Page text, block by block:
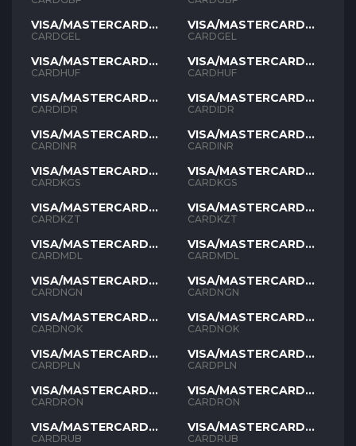
VISA/MASTERCARD
GEL
CARDGEL
VISA/MASTERCARD
HUF
CARDHUF
VISA/MASTERCARD
IDR
CARDIDR
VISA/MASTERCARD
INR
CARDINR
VISA/MASTERCARD
KGS
CARDKGS
VISA/MASTERCARD
KZT
CARDKZT
VISA/MASTERCARD
MDL
CARDMDL
VISA/MASTERCARD
NGN
CARDNGN
VISA/MASTERCARD
NOK
CARDNOK
VISA/MASTERCARD
PLN
CARDPLN
VISA/MASTERCARD
RON
CARDRON
VISA/MASTERCARD
RUB
CARDRUB
VISA/MASTERCARD
GEL
CARDGEL
VISA/MASTERCARD
HUF
CARDHUF
VISA/MASTERCARD
IDR
CARDIDR
VISA/MASTERCARD
INR
CARDINR
VISA/MASTERCARD
KGS
CARDKGS
VISA/MASTERCARD
KZT
CARDKZT
VISA/MASTERCARD
MDL
CARDMDL
VISA/MASTERCARD
NGN
CARDNGN
VISA/MASTERCARD
NOK
CARDNOK
VISA/MASTERCARD
PLN
CARDPLN
VISA/MASTERCARD
RON
CARDRON
VISA/MASTERCARD
RUB
CARDRUB